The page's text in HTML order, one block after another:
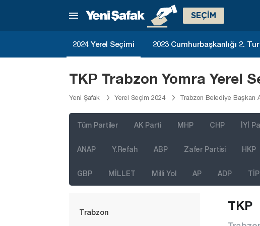
SEÇİM
2024 Yerel Seçimi 2023 Cumhurbaşkanlığı 2.
TKP Trabzon Yomra Yerel
Yeni Şafak Yerel Seçim 2024 Trabzon Belediye Başkan
Tüm Partiler AK Parti MHP CHP İYİ
ANAP Y.Refah ABP Zafer Partisi HKP
GBP MİLLET Milli Yol AP ADP TİP
Osmaniye
Sivas
Tekirdağ
Trabzon
TKP